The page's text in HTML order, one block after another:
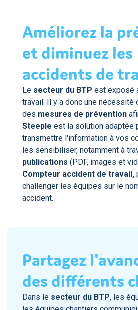
Améliorez la
et diminuez les
accidents de
Le secteur du BTP est exposé
travail. Il y a donc une nécessité
des mesures de prévention
Steeple est la solution adaptée
transmettre l'information à vos
les sensibiliser, notamment à
publications (PDF, images et
Compteur accident de travail,
challenger les équipes sur le
accident.
Partagez
des différents
Dans le secteur du BTP, les